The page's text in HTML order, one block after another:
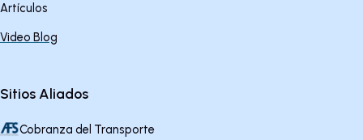
Artículos
Video Blog
Sitios Aliados
Cobranza del Transporte